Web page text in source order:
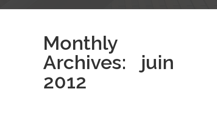
Monthly
Archives: juin
2012